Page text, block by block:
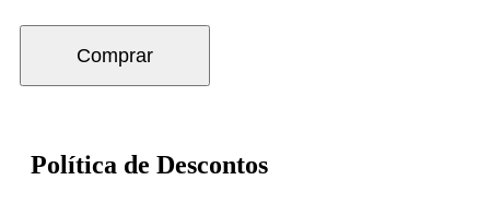
Comprar
Política de Descontos